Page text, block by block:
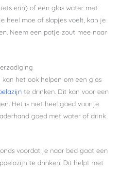
erin) of een glas water met
heel moe of slapjes voelt, kan je
Neem een potje zout mee naar
het ook helpen om een glas
te drinken. Dit kan voor een
Het is niet heel goed voor je
goed met water of drink
voordat je naar bed gaat een
te drinken. Dit helpt met